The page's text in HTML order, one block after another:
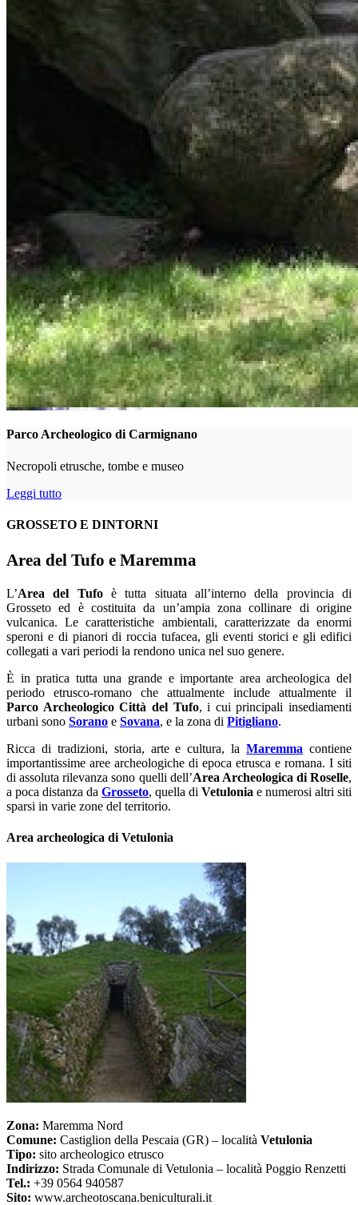
Parco Archeologico di Carmignano
Necropoli etrusche, tombe e museo
Leggi tutto
GROSSETO E DINTORNI
Area del Tufo e Maremma
L’Area del Tufo è tutta situata all’interno della provincia di
Grosseto ed è costituita da un’ampia zona collinare di origine
vulcanica. Le caratteristiche ambientali, caratterizzate da enormi
speroni e di pianori di roccia tufacea, gli eventi storici e gli edifici
collegati a vari periodi la rendono unica nel suo genere.
È in pratica tutta una grande e importante area archeologica del
periodo etrusco-romano che attualmente include attualmente il
Parco Archeologico Città del Tufo, i cui principali insediamenti
urbani sono Sorano e Sovana, e la zona di Pitigliano.
Ricca di tradizioni, storia, arte e cultura, laMaremma contiene
importantissime aree archeologiche di epoca etrusca e romana. I siti
di assoluta rilevanza sono quelli dell’Area Archeologica di Roselle,
a poca distanza da Grosseto, quella di Vetulonia e numerosi altri siti
sparsi in varie zone del territorio.
Area archeologica di Vetulonia
Zona: Maremma Nord
Comune: Castiglion della Pescaia (GR) – località Vetulonia
Tipo: sito archeologico etrusco
Indirizzo: Strada Comunale di Vetulonia – località Poggio Renzetti
Tel.: +39 0564 940587
Sito: www.archeotoscana.beniculturali.it